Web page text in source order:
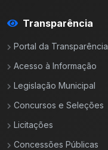
Transparência
Portal da Transparência
Acesso à Informação
Legislação Municipal
Concursos e Seleções
Licitações
Concessões Públicas